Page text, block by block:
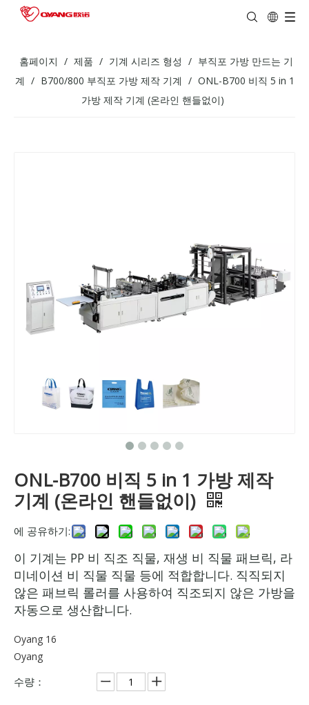
홈페이지 / 제품 / 기계 시리즈 형성 / 부직포 가방 만드는 기
계 / B700/800 부직포 가방 제작 기계 / ONL-B700 비직 5 in 1
가방 제작 기계 (온라인 핸들없이)
ONL-B700 비직 5 in 1 가방 제작
기계 (온라인 핸들없이)
에 공유하기:
이 기계는 PP 비 직조 직물, 재생 비 직물 패브릭, 라
미네이션 비 직물 직물 등에 적합합니다. 직직되지
않은 패브릭 롤러를 사용하여 직조되지 않은 가방을
자동으로 생산합니다.
Oyang 16
Oyang
수량：